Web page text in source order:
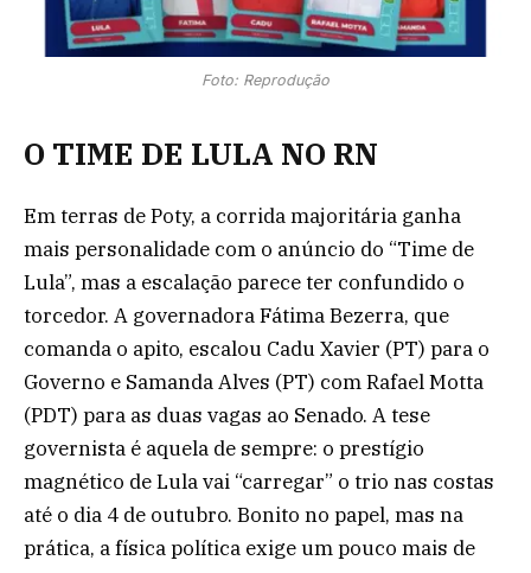
Foto: Reprodução
O TIME DE LULA NO RN
Em terras de Poty, a corrida majoritária ganha
mais personalidade com o anúncio do “Time de
Lula”, mas a escalação parece ter confundido o
torcedor. A governadora Fátima Bezerra, que
comanda o apito, escalou Cadu Xavier (PT) para o
Governo e Samanda Alves (PT) com Rafael Motta
(PDT) para as duas vagas ao Senado. A tese
governista é aquela de sempre: o prestígio
magnético de Lula vai “carregar” o trio nas costas
até o dia 4 de outubro. Bonito no papel, mas na
prática, a física política exige um pouco mais de